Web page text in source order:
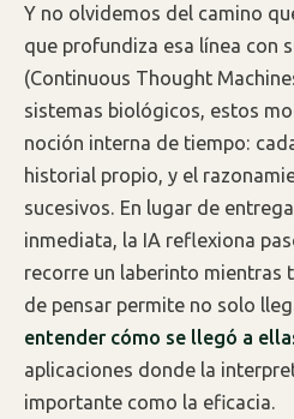
Y no olvidemos del camino
que profundiza esa línea con
(Continuous Thought
sistemas biológicos, estos
noción interna de tiempo:
historial propio, y el
sucesivos. En lugar de
inmediata, la IA reflexiona
recorre un laberinto mientras
de pensar permite no solo
entender cómo se llegó a
aplicaciones donde la
importante como la eficacia.